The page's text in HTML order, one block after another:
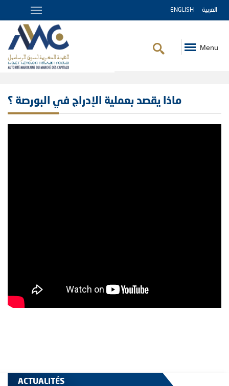
ENGLISH العربية
Menu
ماذا يقصد بعملية الإدراج في البورصة ؟
ACTUALITÉS